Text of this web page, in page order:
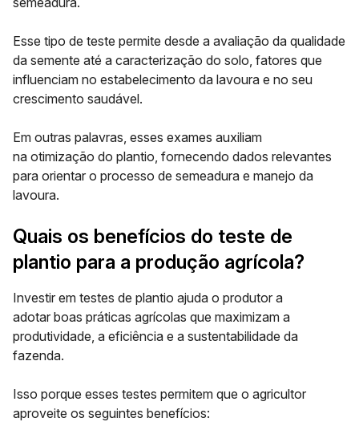
Esse tipo de teste permite desde a avaliação da qualidade
da semente até a caracterização do solo, fatores que
influenciam no estabelecimento da lavoura e no seu
crescimento saudável.
Em outras palavras, esses exames auxiliam
na otimização do plantio, fornecendo dados relevantes
para orientar o processo de semeadura e manejo da
lavoura.
Quais os benefícios do teste de
plantio para a produção agrícola?
Investir em testes de plantio ajuda o produtor a
adotar boas práticas agrícolas que maximizam a
produtividade, a eficiência e a sustentabilidade da
fazenda.
Isso porque esses testes permitem que o agricultor
aproveite os seguintes benefícios: